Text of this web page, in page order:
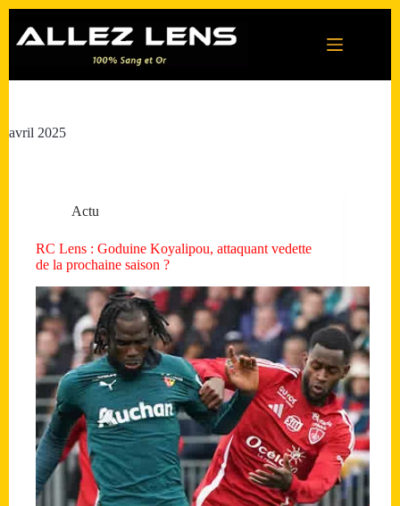
contenu
avril 2025
Actu
RC Lens : Goduine Koyalipou, attaquant vedette
de la prochaine saison ?